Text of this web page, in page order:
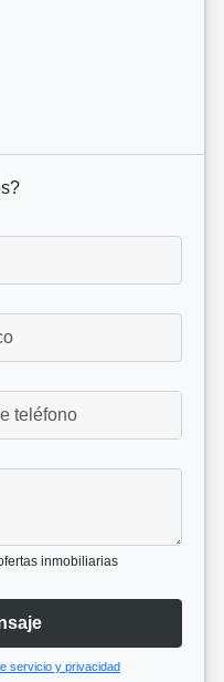
inmobiliarias
servicio y privacidad